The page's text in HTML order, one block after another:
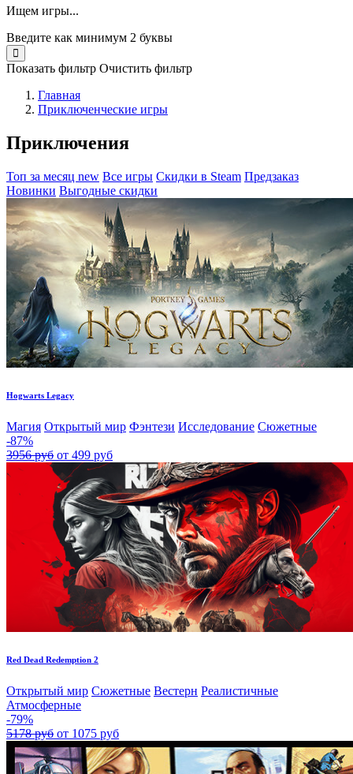
Ищем игры...
Введите как минимум 2 буквы
Показать фильтр Очистить фильтр
Главная
Приключенческие игры
Приключения
Топ за месяц new Все игры Скидки в Steam Предзаказ
Новинки Выгодные скидки
Hogwarts Legacy
Магия Открытый мир Фэнтези Исследование Сюжетные
-87%
3956 руб от 499 руб
Red Dead Redemption 2
Открытый мир Сюжетные Вестерн Реалистичные
Атмосферные
-79%
5178 руб от 1075 руб